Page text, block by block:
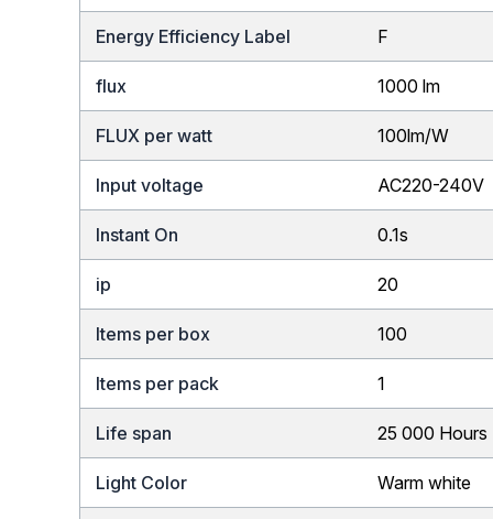
Energy Efficiency Label F
flux 1000 lm
FLUX per watt 100lm/W
Input voltage AC220-240V
Instant On 0.1s
ip 20
Items per box 100
Items per pack 1
Life span 25 000 Hours
Light Color Warm white